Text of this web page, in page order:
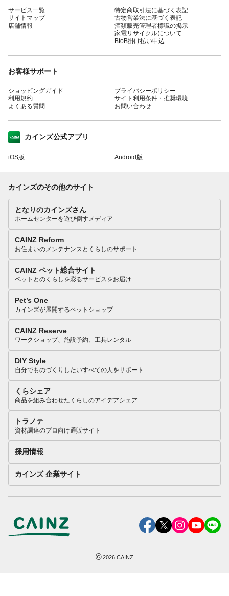
サービス一覧
サイトマップ
店舗情報
特定商取引法に基づく表記
古物営業法に基づく表記
酒類販売管理者標識の掲示
家電リサイクルについて
BtoB掛け払い申込
お客様サポート
ショッピングガイド
利用規約
よくある質問
プライバシーポリシー
サイト利用条件・推奨環境
お問い合わせ
カインズ公式アプリ
iOS版 Android版
カインズのその他のサイト
となりのカインズさん
ホームセンターを遊び倒すメディア
CAINZ Reform
お住まいのメンテナンスとくらしのサポート
CAINZ ペット総合サイト
ペットとのくらしを彩るサービスをお届け
Pet’s One
カインズが展開するペットショップ
CAINZ Reserve
ワークショップ、施設予約、工具レンタル
DIY Style
自分でものづくりしたいすべての人をサポート
くらシェア
商品を組み合わせたくらしのアイデアシェア
トラノテ
資材調達のプロ向け通販サイト
採用情報
カインズ 企業サイト
©2026 CAINZ